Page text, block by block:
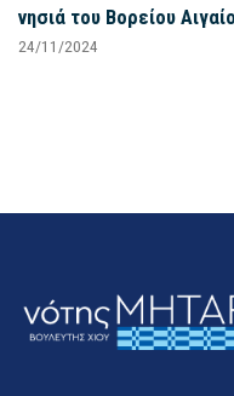
νησιά του Βορείου
24/11/2024